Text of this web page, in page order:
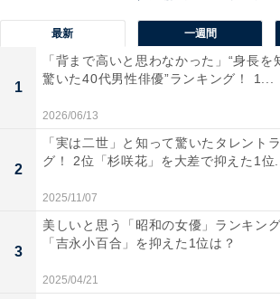
性／東京都）、「ジャクサなどもあり、
メージがあるからです」（40代女性／
り、認知度が高く、住みたい街と比例
感じます」（30代男性／千葉県）とい
この記事の筆者：All About ニュース編
「All About ニュース」は、ネットの話
最新 一週間
1
「背まで高いと思わなかった」“身長を
驚いた40代男性俳優”ランキング！ 1...
2026/06/13
2
「実は二世」と知って驚いたタレント
グ！ 2位「杉咲花」を大差で抑えた1位...
2025/11/07
3
美しいと思う「昭和の女優」ランキング
「吉永小百合」を抑えた1位は？
2025/04/21